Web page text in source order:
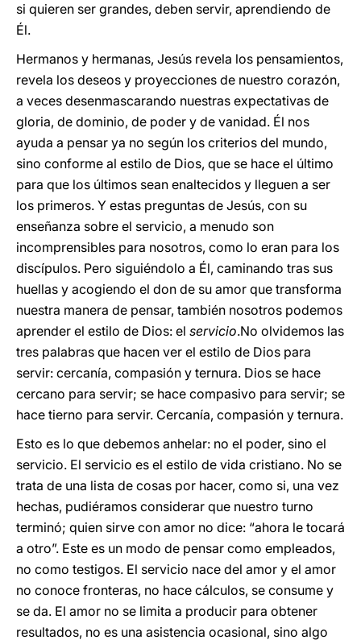
si quieren ser grandes, deben servir, aprendiendo de
Él.
Hermanos y hermanas, Jesús revela los pensamientos,
revela los deseos y proyecciones de nuestro corazón,
a veces desenmascarando nuestras expectativas de
gloria, de dominio, de poder y de vanidad. Él nos
ayuda a pensar ya no según los criterios del mundo,
sino conforme al estilo de Dios, que se hace el último
para que los últimos sean enaltecidos y lleguen a ser
los primeros. Y estas preguntas de Jesús, con su
enseñanza sobre el servicio, a menudo son
incomprensibles para nosotros, como lo eran para los
discípulos. Pero siguiéndolo a Él, caminando tras sus
huellas y acogiendo el don de su amor que transforma
nuestra manera de pensar, también nosotros podemos
aprender el estilo de Dios: el servicio.No olvidemos las
tres palabras que hacen ver el estilo de Dios para
servir: cercanía, compasión y ternura. Dios se hace
cercano para servir; se hace compasivo para servir; se
hace tierno para servir. Cercanía, compasión y ternura.
Esto es lo que debemos anhelar: no el poder, sino el
servicio. El servicio es el estilo de vida cristiano. No se
trata de una lista de cosas por hacer, como si, una vez
hechas, pudiéramos considerar que nuestro turno
terminó; quien sirve con amor no dice: “ahora le tocará
a otro”. Este es un modo de pensar como empleados,
no como testigos. El servicio nace del amor y el amor
no conoce fronteras, no hace cálculos, se consume y
se da. El amor no se limita a producir para obtener
resultados, no es una asistencia ocasional, sino algo